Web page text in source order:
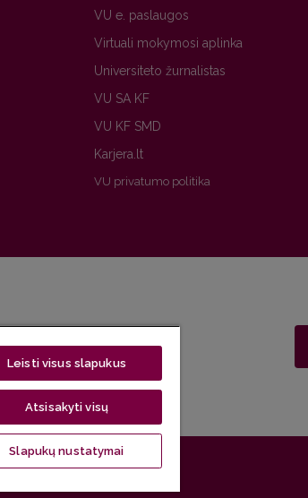
VU e. paslaugos
Virtuali mokymosi aplinka
Universiteto žurnalistas
VU SA KF
VU KF SMD
Karjera.lt
VU privatumo politika
aktualijas pirmas!
Leisti visus slapukus
Atsisakyti visų
Slapukų nustatymai